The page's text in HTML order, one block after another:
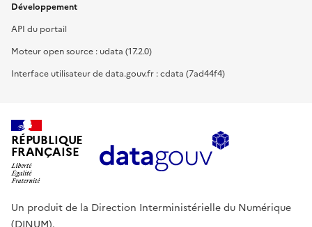
Développement
API du portail
Moteur open source : udata (17.2.0)
Interface utilisateur de data.gouv.fr : cdata (7ad44f4)
RÉPUBLIQUE
FRANÇAISE
Un produit de la Direction Interministérielle du Numérique